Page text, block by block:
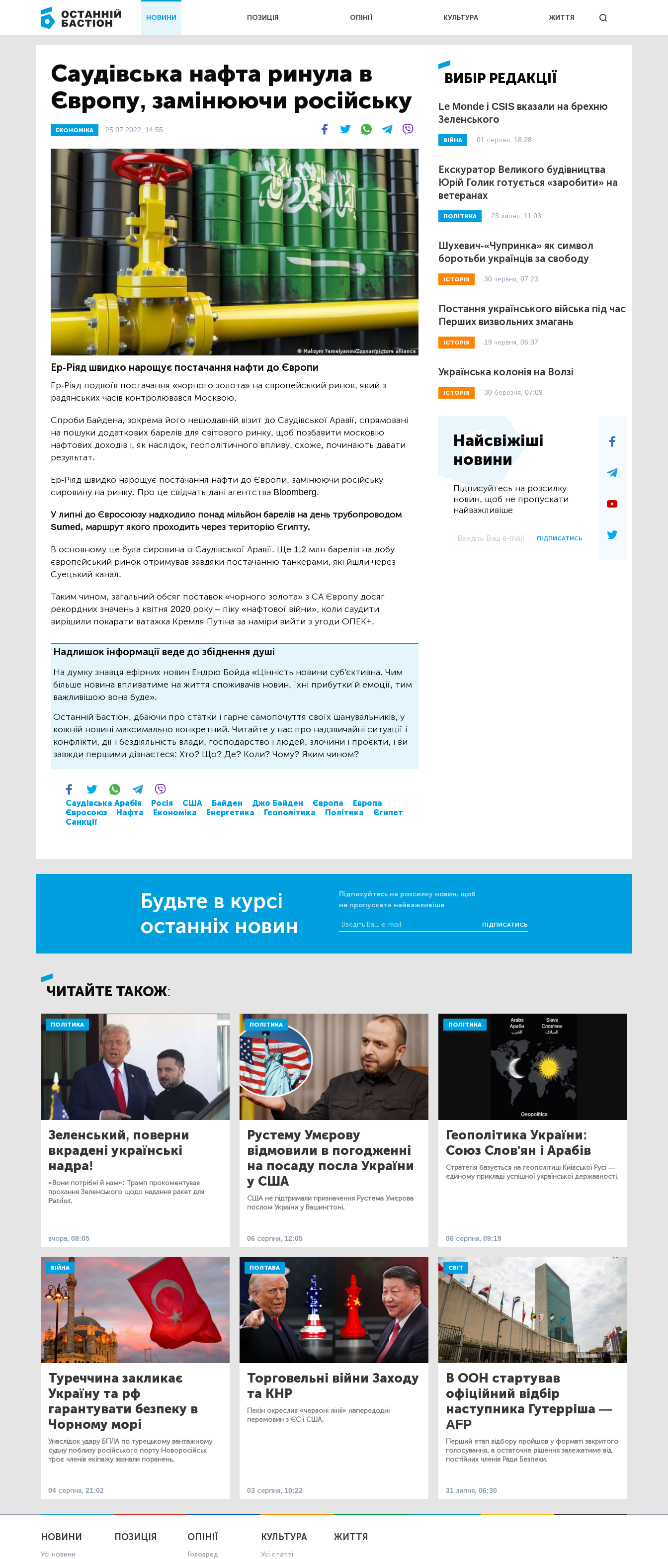
НОВИНИ ПОЗИЦІЯ ОПІНІЇ КУЛЬТУРА ЖИТТЯ
Саудівська нафта ринула в
Європу, замінюючи російську
ЕКОНОМІКА 25.07.2022, 14:55
Ер-Ріяд швидко нарощує постачання нафти до Європи
Ер-Ріяд подвоїв постачання «чорного золота» на європейський ринок, який з
радянських часів контролювався Москвою.
Спроби Байдена, зокрема його нещодавній візит до Саудівської Аравії, спрямовані
на пошуки додаткових барелів для світового ринку, щоб позбавити московію
нафтових доходів і, як наслідок, геополітичного впливу, схоже, починають давати
результат.
Ер-Ріяд швидко нарощує постачання нафти до Європи, замінюючи російську
сировину на ринку. Про це свідчать дані агентства Bloomberg.
У липні до Євросоюзу надходило понад мільйон барелів на день трубопроводом
Sumed, маршрут якого проходить через територію Єгипту.
В основному це була сировина із Саудівської Аравії. Ще 1,2 млн барелів на добу
європейський ринок отримував завдяки постачанню танкерами, які йшли через
Суецький канал.
Таким чином, загальний обсяг поставок «чорного золота» з СА Європу досяг
рекордних значень з квітня 2020 року – піку «нафтової війни», коли саудити
вирішили покарати ватажка Кремля Путіна за наміри вийти з угоди ОПЕК+.
Надлишок інформації веде до збіднення душі
На думку знавця ефірних новин Ендрю Бойда «Цінність новини суб'єктивна. Чим
більше новина впливатиме на життя споживачів новин, їхні прибутки й емоції, тим
важливішою вона буде».
Останній Бастіон, дбаючи про статки і гарне самопочуття своїх шанувальників, у
кожній новині максимально конкретний. Читайте у нас про надзвичайні ситуації і
конфлікти, дії і бездіяльність влади, господарство і людей, злочини і проєкти, і ви
завжди першими дізнаєтеся: Хто? Що? Де? Коли? Чому? Яким чином?
Саудівська Арабія Росія США Байден Джо Байден Європа
Европа
Євросоюз
Нафта Економіка Енергетика Геополітика Політика
Єгипет
Санкції
ВИБІР РЕДАКЦІЇ
Le Monde і CSIS вказали на брехню
Зеленського
ВІЙНА 01 серпня, 18:28
Екскуратор Великого будівництва
Юрій Голик готується «заробити» на
ветеранах
ПОЛІТИКА 23 липня, 11:03
Шухевич-«Чупринка» як символ
боротьби українців за свободу
ІСТОРІЯ 30 червня, 07:23
Постання українського війська під час
Перших визвольних змагань
ІСТОРІЯ 19 червня, 06:37
Українська колонія на Волзі
ІСТОРІЯ 30 березня, 07:09
Найсвіжіші
новини
Підписуйтесь на розсилку
новин, щоб не пропускати
найважливіше
ПІДПИСАТИСЬ
Будьте в курсі
останніх новин
Підписуйтесь на розсилку новин, щоб
не пропускати найважливіше
ПІДПИСАТИСЬ
ЧИТАЙТЕ ТАКОЖ:
ПОЛІТИКА
Зеленський, поверни
вкрадені українські
надра!
«Вони потрібні й нам»: Трамп прокоментував
прохання Зеленського щодо надання ракет для
Patriot.
вчора, 08:05
ПОЛІТИКА
Рустему Умєрову
відмовили в погодженні
на посаду посла України
у США
США не підтримали призначення Рустема Умєрова
послом України у Вашингтоні.
06 серпня, 12:05
ПОЛІТИКА
Геополітика України:
Союз Слов'ян і Арабів
Стратегія базується на геополітиці Київської Русі —
єдиному прикладі успішної української державності.
06 серпня, 09:19
ВІЙНА
Туреччина закликає
Україну та рф
гарантувати безпеку в
Чорному морі
Унаслідок удару БПЛА по турецькому вантажному
судну поблизу російського порту Новоросійськ
троє членів екіпажу зазнали поранень.
04 серпня, 21:02
ПОЛТАВА
Торговельні війни Заходу
та КНР
Пекін окреслив «червоні лінії» напередодні
перемовин з ЄС і США.
03 серпня, 10:22
СВІТ
В ООН стартував
офіційний відбір
наступника Гутерріша —
AFP
Перший етап відбору пройшов у форматі закритого
голосування, а остаточне рішення залежатиме від
постійних членів Ради Безпеки.
31 липня, 06:30
НОВИНИ
Усі новини
ПОЗИЦІЯ ОПІНІЇ
Головред
КУЛЬТУРА
Усі статті
ЖИТТЯ